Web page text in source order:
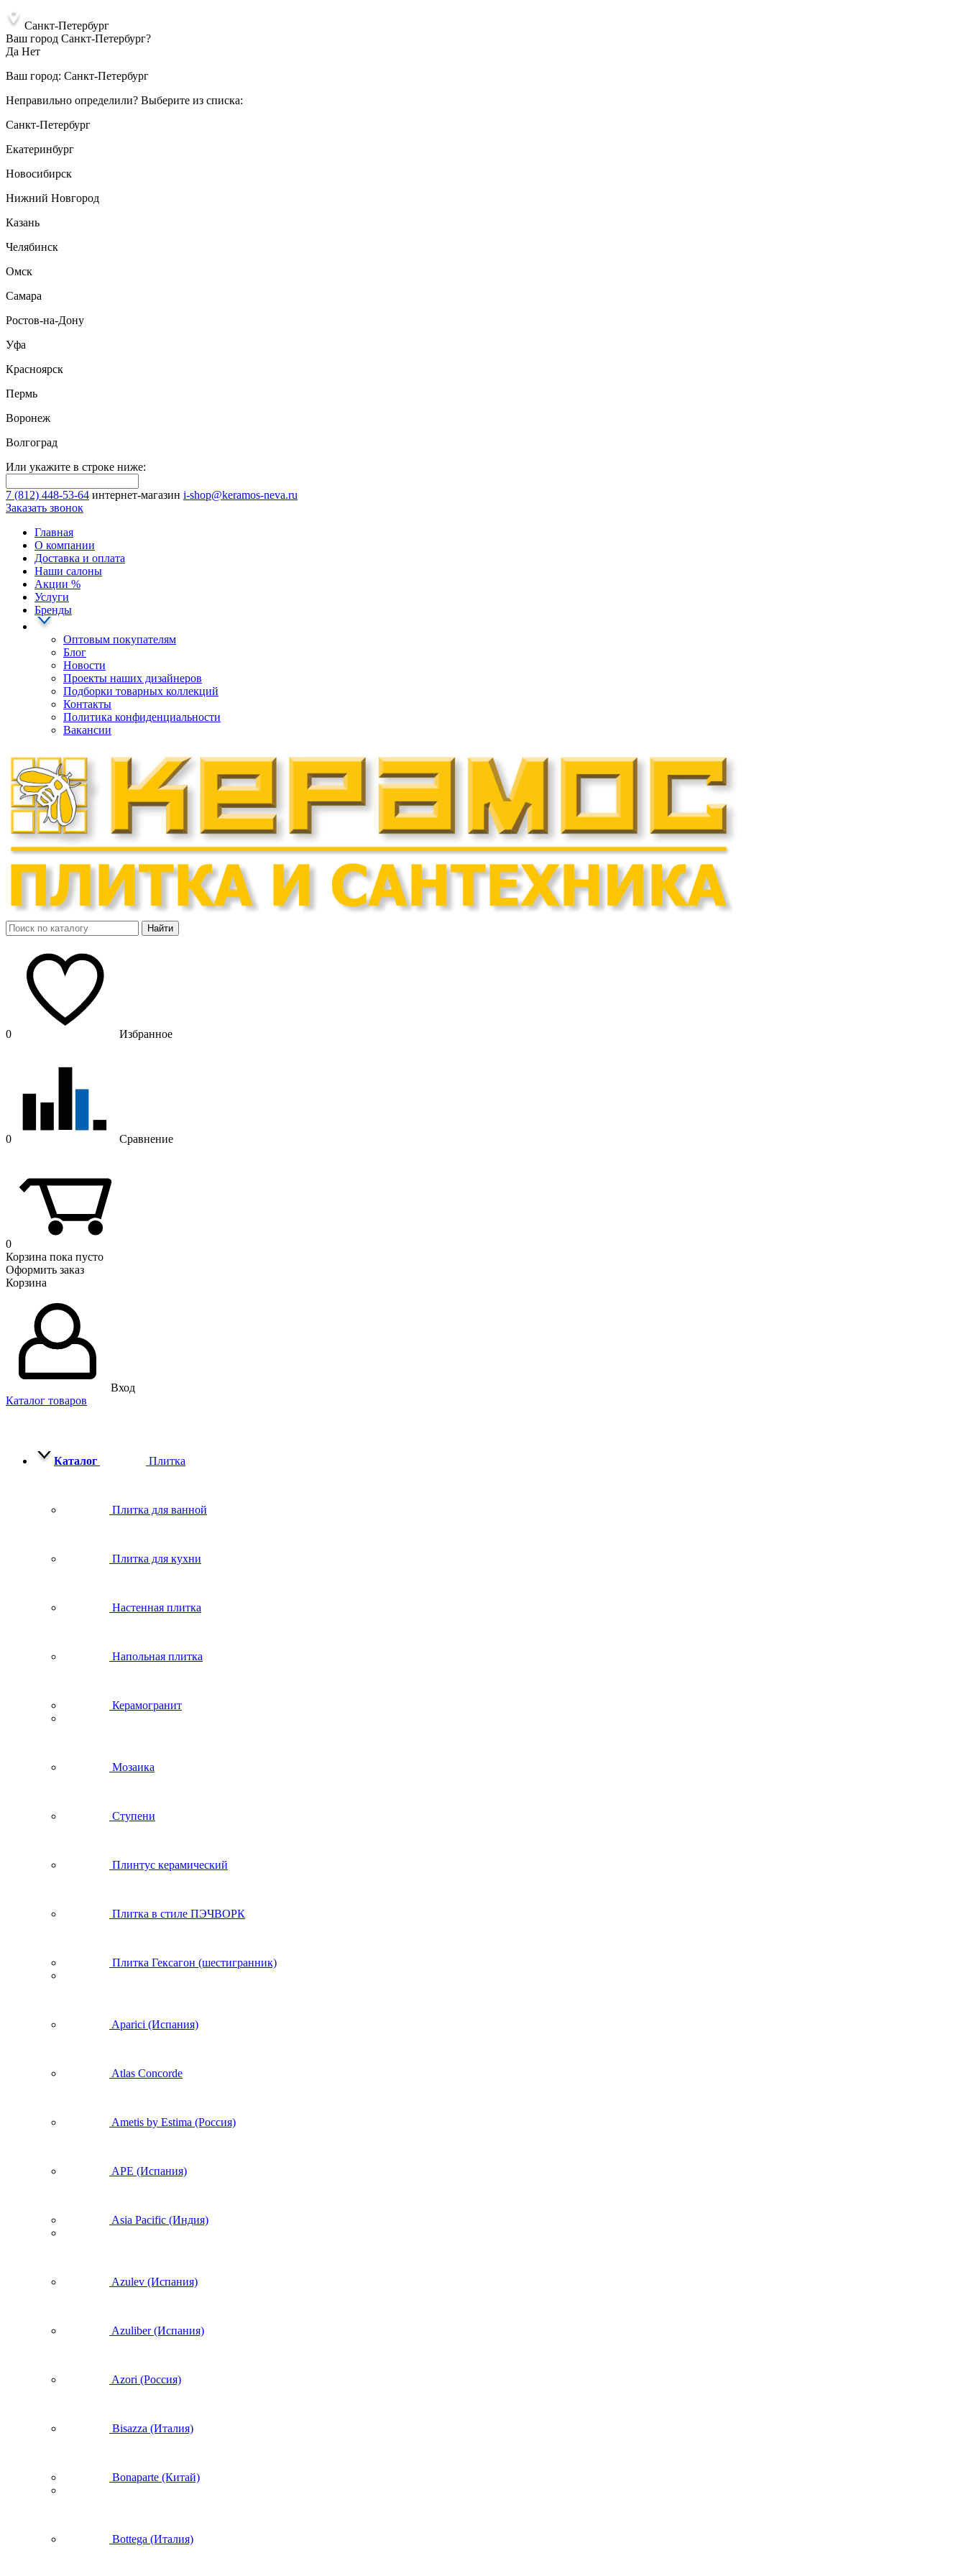
Санкт-Петербург
Ваш город Санкт-Петербург?
Да Нет
Ваш город: Санкт-Петербург
Неправильно определили? Выберите из списка:
Санкт-Петербург
Екатеринбург
Новосибирск
Нижний Новгород
Казань
Челябинск
Омск
Самара
Ростов-на-Дону
Уфа
Красноярск
Пермь
Воронеж
Волгоград
Или укажите в строке ниже:
7 (812) 448-53-64 интернет-магазин i-shop@keramos-neva.ru
Заказать звонок
Главная
О компании
Доставка и оплата
Наши cалоны
Акции %
Услуги
Бренды
Оптовым покупателям
Блог
Новости
Проекты наших дизайнеров
Подборки товарных коллекций
Контакты
Политика конфиденциальности
Вакансии
Найти
0 Избранное
0 Сравнение
0
Корзина пока пусто
Оформить заказ
Корзина
Вход
Каталог товаров
Каталог Плитка
Плитка для ванной
Плитка для кухни
Настенная плитка
Напольная плитка
Керамогранит
Мозаика
Ступени
Плинтус керамический
Плитка в стиле ПЭЧВОРК
Плитка Гексагон (шестигранник)
Aparici (Испания)
Atlas Concorde
Ametis by Estima (Россия)
APE (Испания)
Asia Pacific (Индия)
Azulev (Испания)
Azuliber (Испания)
Azori (Россия)
Bisazza (Италия)
Bonaparte (Китай)
Bottega (Италия)